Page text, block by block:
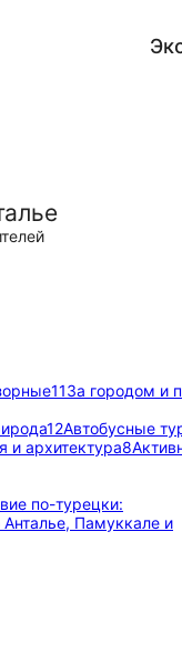
11За городом и
12Автобусные
и архитектура8